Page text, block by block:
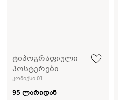
ტიპოგრაფიული
პოსტერები
კომიქსი 01
95 ლარიდან